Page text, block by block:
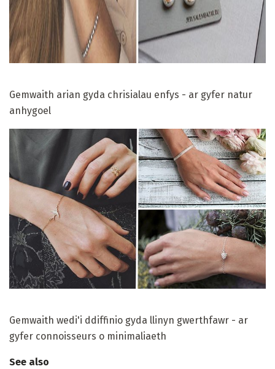
Gemwaith arian gyda chrisialau enfys - ar gyfer natur
anhygoel
Gemwaith wedi'i ddiffinio gyda llinyn gwerthfawr - ar
gyfer connoisseurs o minimaliaeth
See also